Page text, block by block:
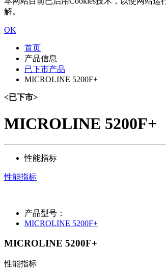
解。
OK
首页
产品信息
已下市产品
MICROLINE 5200F+
<已下市>
MICROLINE 5200F+
性能指标
性能指标
产品型号：
MICROLINE 5200F+
MICROLINE 5200F+
性能指标